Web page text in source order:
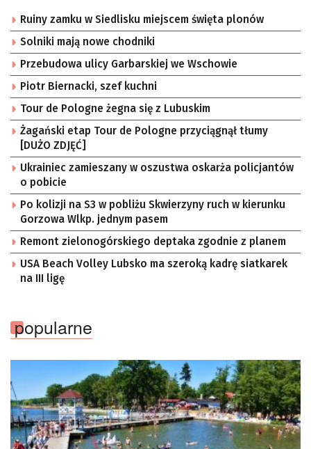
Ruiny zamku w Siedlisku miejscem święta plonów
Solniki mają nowe chodniki
Przebudowa ulicy Garbarskiej we Wschowie
Piotr Biernacki, szef kuchni
Tour de Pologne żegna się z Lubuskim
Żagański etap Tour de Pologne przyciągnął tłumy
[DUŻO ZDJĘĆ]
Ukrainiec zamieszany w oszustwa oskarża policjantów
o pobicie
Po kolizji na S3 w pobliżu Skwierzyny ruch w kierunku
Gorzowa Wlkp. jednym pasem
Remont zielonogórskiego deptaka zgodnie z planem
USA Beach Volley Lubsko ma szeroką kadrę siatkarek
na III ligę
popularne